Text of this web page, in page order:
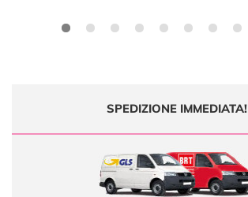
SPEDIZIONE IMMEDIATA!